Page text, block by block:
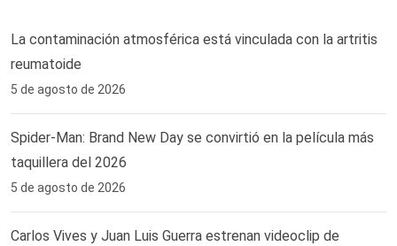
La contaminación atmosférica está vinculada con la artritis
reumatoide
5 de agosto de 2026
Spider-Man: Brand New Day se convirtió en la película más
taquillera del 2026
5 de agosto de 2026
Carlos Vives y Juan Luis Guerra estrenan videoclip de